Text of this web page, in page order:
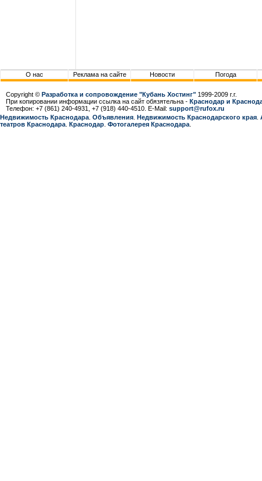
О нас Реклама на сайте Новости Погода
Copyright © Разработка и сопровождение "Кубань Хостинг" 1999-2009 г.г.
При копировании информации ссылка на сайт обязятельна - Краснодар и
Телефон: +7 (861) 240-4931, +7 (918) 440-4510. E-Mail: support@rufox.ru
Недвижимость Краснодара Объявления Недвижимость Краснодарcкого края
театров Краснодара Краснодар Фотогалерея Краснодара